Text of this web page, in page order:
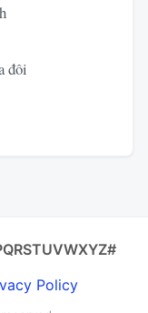
đôi
QRSTUVWXYZ#
Policy